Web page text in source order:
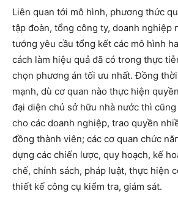
Liên quan tới mô hình, phương thức
tập đoàn, tổng công ty, doanh nghiệp
tướng yêu cầu tổng kết các mô hình
cách làm hiệu quả đã có trong thực
chọn phương án tối ưu nhất. Đồng
mạnh, dù cơ quan nào thực hiện
đại diện chủ sở hữu nhà nước thì
cho các doanh nghiệp, trao quyền
đồng thành viên; các cơ quan chức
dựng các chiến lược, quy hoạch, kế
chế, chính sách, pháp luật, thực hiện
thiết kế công cụ kiểm tra, giám sát.